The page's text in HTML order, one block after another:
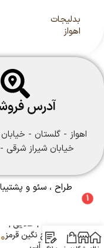
بدلیجات
اهواز
آدرس
اهواز - گلستان -
خیابان شیراز شرقی
طراح ، سئو و
ژوپینگ | طلایی |
دو طرح نگین قرمز
1